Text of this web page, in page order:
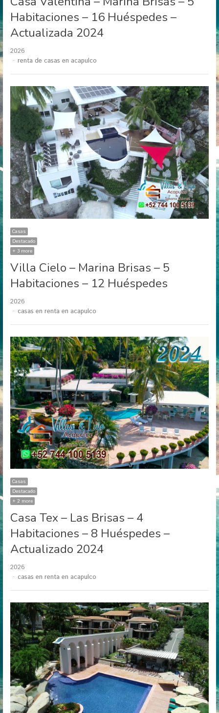
Habitaciones – 16 Huéspedes –
Actualizada 2024
2026
Author
renta de casas en acapulco
Casas
Destacado
+ 3 more
Villa Cielo – Marina Brisas – 5
Habitaciones – 12 Huéspedes
2026
Author
casas en renta en acapulco
Casas
Destacado
+ 2 more
Casa Tex – Las Brisas – 4
Habitaciones – 8 Huéspedes –
Actualizado 2024
2026
Author
casas en renta en acapulco